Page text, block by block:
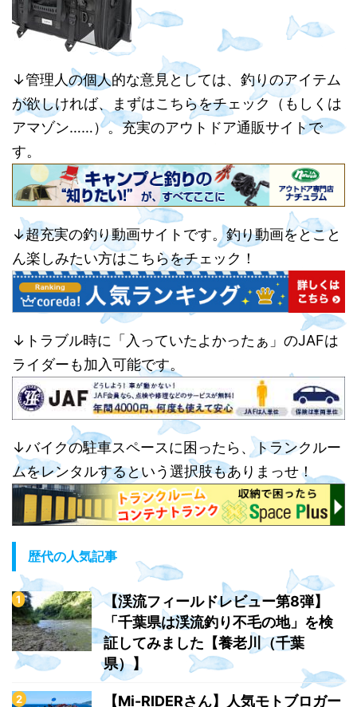
↓管理人の個人的な意見としては、釣りのアイテム
が欲しければ、まずはこちらをチェック（もしくは
アマゾン……）。充実のアウトドア通販サイトで
す。
↓超充実の釣り動画サイトです。釣り動画をとこと
ん楽しみたい方はこちらをチェック！
↓トラブル時に「入っていたよかったぁ」のJAFは
ライダーも加入可能です。
↓バイクの駐車スペースに困ったら、トランクルー
ムをレンタルするという選択肢もありまっせ！
歴代の人気記事
【渓流フィールドレビュー第8弾】
「千葉県は渓流釣り不毛の地」を検
証してみました【養老川（千葉
県）】
【Mi-RIDERさん】人気モトブロガー